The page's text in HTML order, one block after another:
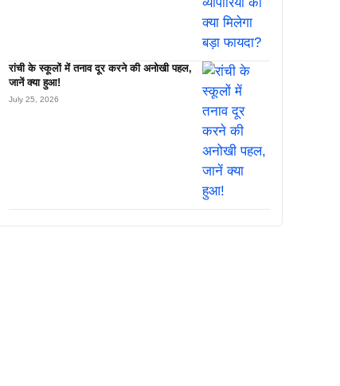
रांची के स्कूलों में तनाव दूर करने की अनोखी पहल,
जानें क्या हुआ!
July 25, 2026